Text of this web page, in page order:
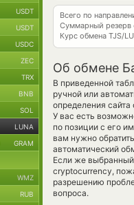
Всего по
Суммарный резерв
Курс обмена TJS/
Об обмене
В приведенной
ручной или
определения
У вас есть
по позиции с его
вам нужно
автоматический
Если же выбранный
cryptocurrency,
разрешению
вопроса.
USDT
USDT
USDC
ZEC
TRX
BNB
SOL
LUNA
GRAM
WMZ
RUB